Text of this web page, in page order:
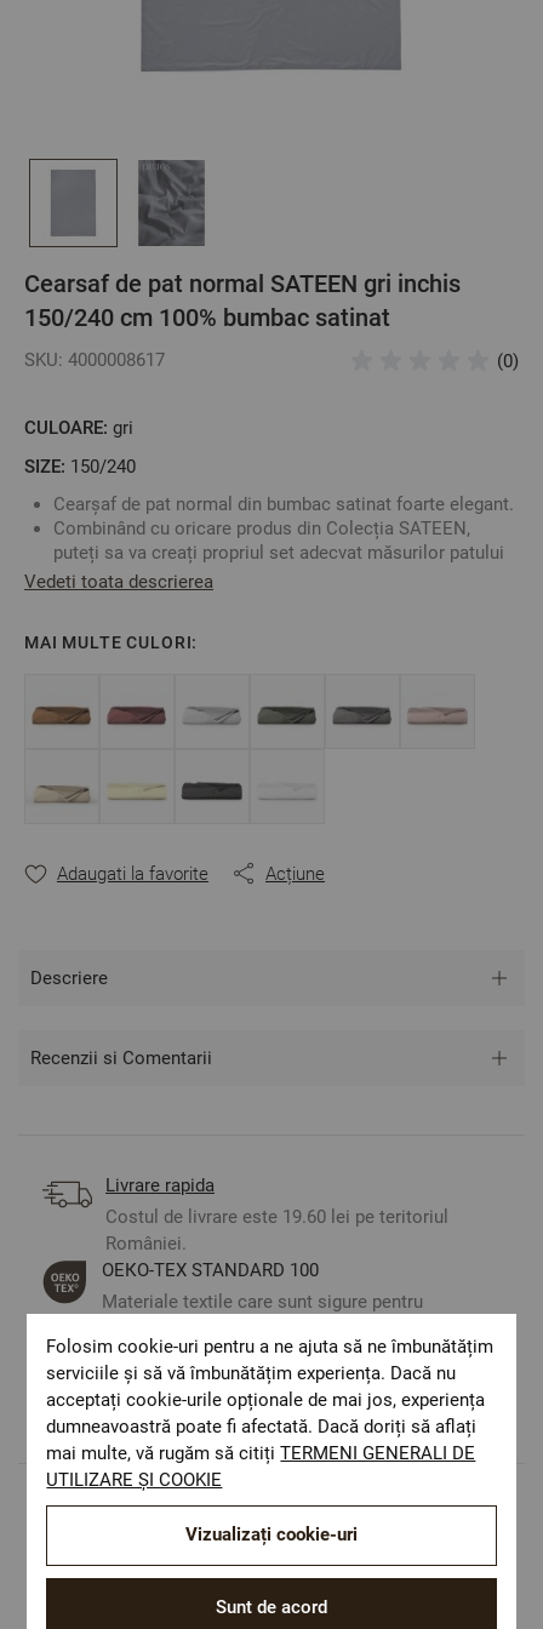
Cearsaf de pat normal SATEEN gri inchis
150/240 cm 100% bumbac satinat
SKU: 4000008617 (0)
CULOARE: gri
SIZE: 150/240
Cearșaf de pat normal din bumbac satinat foarte elegant.
Combinând cu oricare produs din Colecția SATEEN,
puteți sa va creați propriul set adecvat măsurilor patului
dumneavoastră dând o notă extrem de distinsă și
spălat.
Mărime: 150/240 cm
Vedeti toata descrierea
MAI MULTE CULORI:
Adaugati la favorite Acțiune
Descriere
Recenzii si Comentarii
Livrare rapida
Costul de livrare este 19.60 lei pe teritoriul
României.
ОЕКО-ТЕX STANDARD 100
Materiale textile care sunt sigure pentru
Design autentic
Culori și imprimeuri pentru orice stil și
preferință.
Populare in aceasta categorie
Folosim cookie-uri pentru a ne ajuta să ne îmbunătățim
serviciile și să vă îmbunătățim experiența. Dacă nu
acceptați cookie-urile opționale de mai jos, experiența
dumneavoastră poate fi afectată. Dacă doriți să aflați
mai multe, vă rugăm să citițiTERMENI GENERALI DE
UTILIZARE ȘI COOKIE
Sunt de acord
Vizualizați cookie-uri